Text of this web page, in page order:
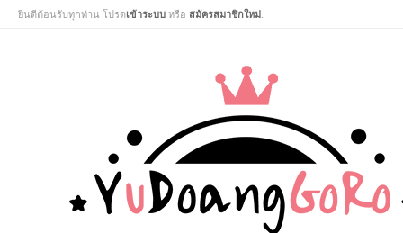
ยินดีต้อนรับทุกท่าน โปรดเข้าระบบ หรือ สมัครสมาชิกใหม่